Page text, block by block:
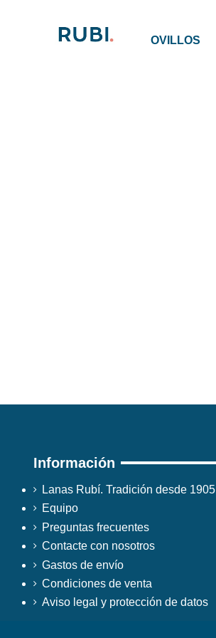
OVILLOS
Información
Lanas Rubí. Tradición desde 1905
Equipo
Preguntas frecuentes
Contacte con nosotros
Gastos de envío
Condiciones de venta
Aviso legal y protección de datos